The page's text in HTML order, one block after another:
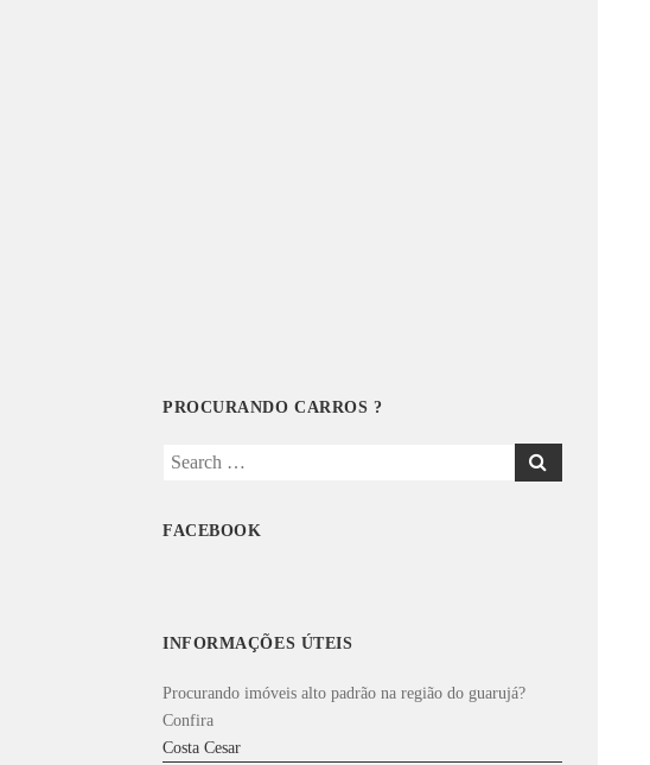
PROCURANDO CARROS ?
Search
FACEBOOK
INFORMAÇÕES ÚTEIS
Procurando imóveis alto padrão na região do guarujá?
Confira
Costa Cesar